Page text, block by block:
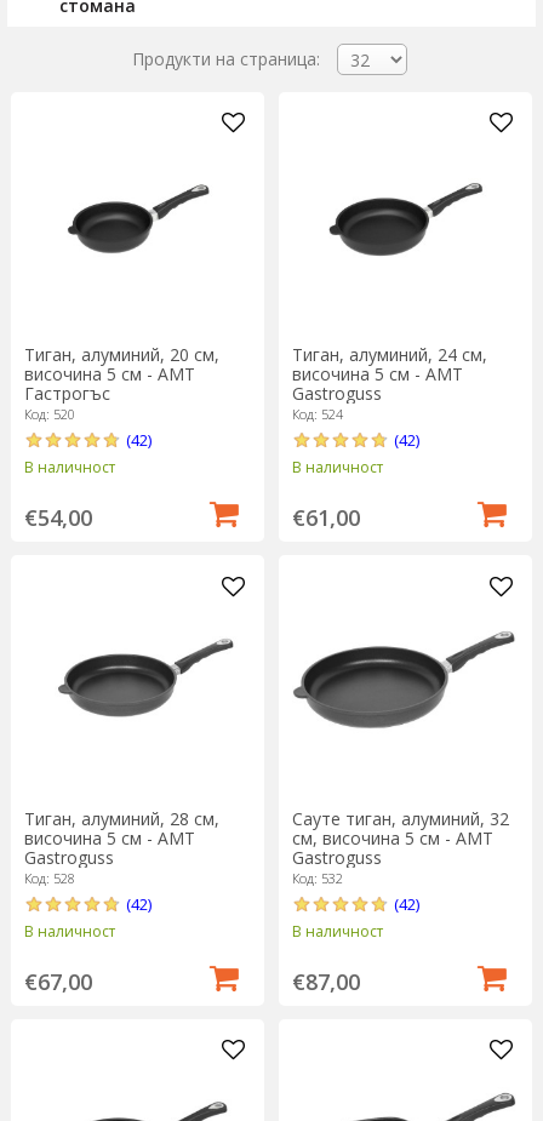
стомана
Продукти на страница:
Тиган, алуминий, 20 см,
височина 5 см - AMT
Гастрогъс
Код: 520
(42)
В наличност
€54,00
Тиган, алуминий, 24 см,
височина 5 см - AMT
Gastroguss
Код: 524
(42)
В наличност
€61,00
Тиган, алуминий, 28 см,
височина 5 см - AMT
Gastroguss
Код: 528
(42)
В наличност
€67,00
Сауте тиган, алуминий, 32
см, височина 5 см - AMT
Gastroguss
Код: 532
(42)
В наличност
€87,00